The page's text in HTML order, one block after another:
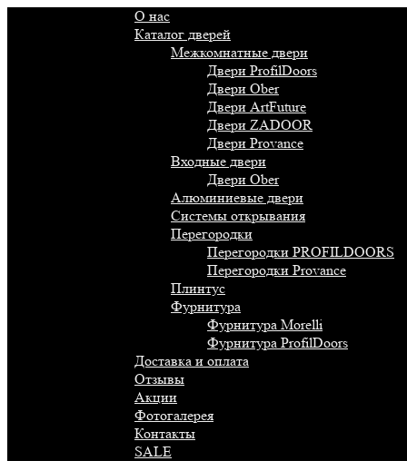
О нас
Каталог дверей
Межкомнатные двери
Двери ProfilDoors
Двери Ober
Двери ArtFuture
Двери ZADOOR
Двери Provance
Входные двери
Двери Ober
Алюминиевые двери
Системы открывания
Перегородки
Перегородки PROFILDOORS
Перегородки Provance
Плинтус
Фурнитура
Фурнитура Morelli
Фурнитура ProfilDoors
Доставка и оплата
Отзывы
Акции
Фотогалерея
Контакты
SALE